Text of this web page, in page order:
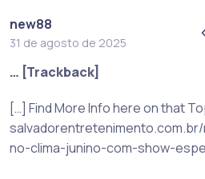
new88
31 de agosto de 2025
… [Trackback]
[…] Find More Info here on that
no-clima-junino-com-show-